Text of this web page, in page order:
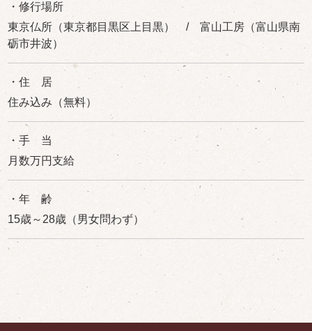
・修行場所
東京仏所（東京都目黒区上目黒） / 富山工房（富山県南
砺市井波）
・住 居
住み込み（無料）
・手 当
月数万円支給
・年 齢
15歳～28歳（男女問わず）